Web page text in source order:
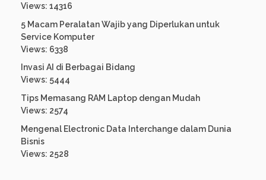
Views: 14316
5 Macam Peralatan Wajib yang Diperlukan untuk
Service Komputer
Views: 6338
Invasi AI di Berbagai Bidang
Views: 5444
Tips Memasang RAM Laptop dengan Mudah
Views: 2574
Mengenal Electronic Data Interchange dalam Dunia
Bisnis
Views: 2528